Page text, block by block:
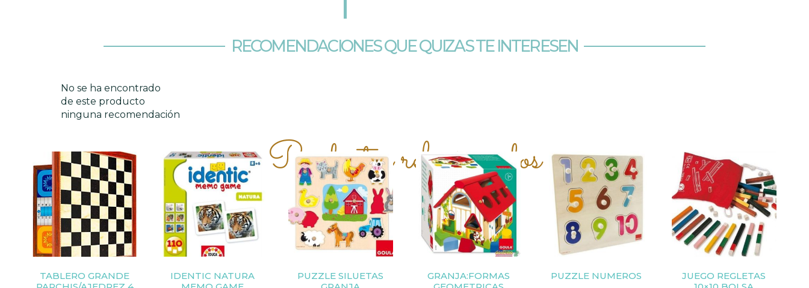
RECOMENDACIONES QUE QUIZAS TE INTERESEN
No se ha encontrado
de este producto
ninguna recomendación
Productos relacionados
TABLERO GRANDE
IDENTIC NATURA
PUZZLE SILUETAS
GRANJA:FORMAS
PUZZLE NUMEROS
JUEGO REGLETAS